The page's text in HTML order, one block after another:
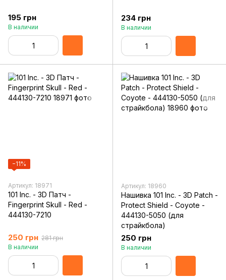
195 грн
В наличии
234 грн
В наличии
−11%
Артикул: 18971
101 Inc. - 3D Патч -
Fingerprint Skull - Red -
444130-7210
250 грн 281 грн
В наличии
Артикул: 18960
Нашивка 101 Inc. - 3D Patch -
Protect Shield - Coyote -
444130-5050 (для
страйкбола)
250 грн
В наличии